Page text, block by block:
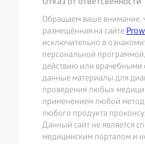
Отказ от ответсвенности
Обращаем ваше внимание,
размещённая на сайте
исключительно в
персональной
действию или врачебными
данные материалы для
проведения любых
применением любой
любого продукта
Данный сайт не является
медицинским порталом и